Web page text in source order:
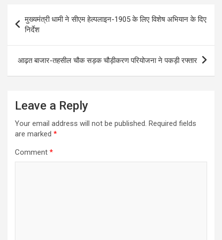
navigation
मुख्यमंत्री धामी ने सीएम हेल्पलाइन-1905 के लिए विशेष अभियान के दिए
निर्देश
आढ़त बाजार-तहसील चौक सड़क चौड़ीकरण परियोजना ने पकड़ी रफ्तार
Leave a Reply
Your email address will not be published. Required fields
are marked *
Comment *